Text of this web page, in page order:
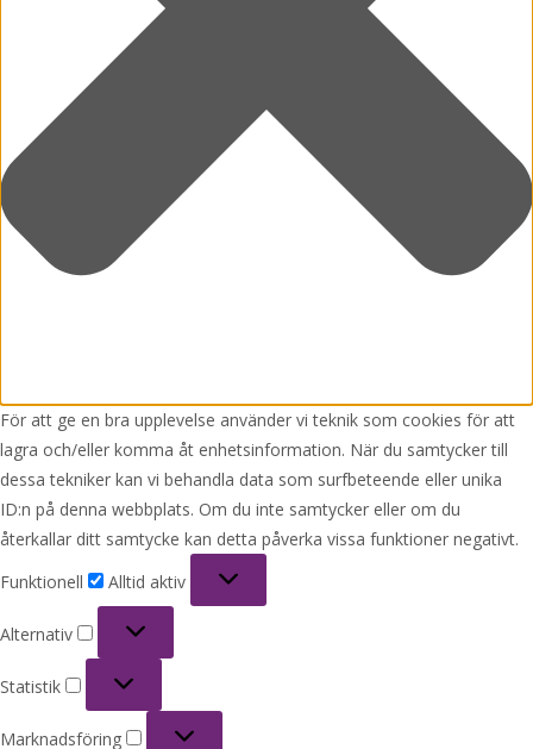
För att ge en bra upplevelse använder vi teknik som cookies för att
lagra och/eller komma åt enhetsinformation. När du samtycker till
dessa tekniker kan vi behandla data som surfbeteende eller unika
ID:n på denna webbplats. Om du inte samtycker eller om du
återkallar ditt samtycke kan detta påverka vissa funktioner negativt.
Funktionell
Alltid aktiv
Alternativ
Statistik
Marknadsföring